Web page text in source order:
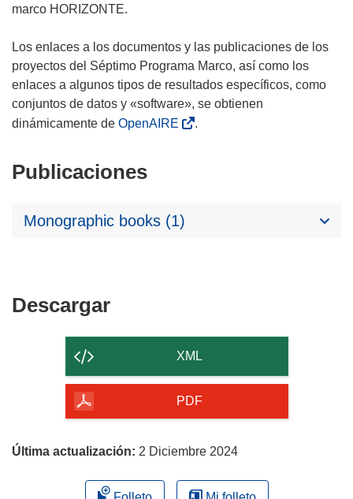
marco HORIZONTE.
Los enlaces a los documentos y las publicaciones de los
proyectos del Séptimo Programa Marco, así como los
enlaces a algunos tipos de resultados específicos, como
conjuntos de datos y «software», se obtienen
dinámicamente de OpenAIRE .
Publicaciones
Monographic books (1)
DescargarDescargar
contenido
de
página
XML
PDF
Última actualización: 2 Diciembre 2024